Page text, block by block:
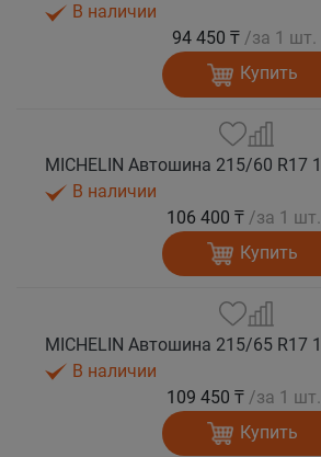
В наличии
94 450 ₸ /за 1 шт.
Купить
В наличии
106 400 ₸ /за 1 шт.
Купить
В наличии
109 450 ₸ /за 1 шт.
Купить